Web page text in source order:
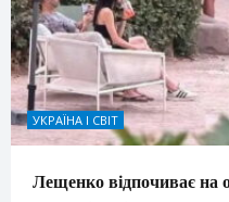
УКРАЇНА І СВІТ
Лещенко відпочиває на